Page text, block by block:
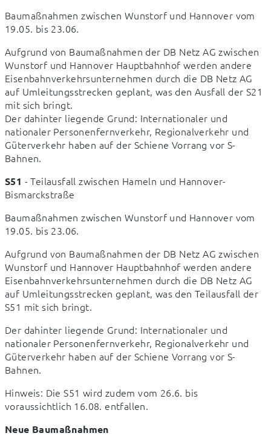
Baumaßnahmen zwischen Wunstorf und Hannover vom
19.05. bis 23.06.
Aufgrund von Baumaßnahmen der DB Netz AG zwischen
Wunstorf und Hannover Hauptbahnhof werden andere
Eisenbahnverkehrsunternehmen durch die DB Netz AG
auf Umleitungsstrecken geplant, was den Ausfall der S21
mit sich bringt.
Der dahinter liegende Grund: Internationaler und
nationaler Personenfernverkehr, Regionalverkehr und
Güterverkehr haben auf der Schiene Vorrang vor S-
Bahnen.
S51 - Teilausfall zwischen Hameln und Hannover-
Bismarckstraße
Baumaßnahmen zwischen Wunstorf und Hannover vom
19.05. bis 23.06.
Aufgrund von Baumaßnahmen der DB Netz AG zwischen
Wunstorf und Hannover Hauptbahnhof werden andere
Eisenbahnverkehrsunternehmen durch die DB Netz AG
auf Umleitungsstrecken geplant, was den Teilausfall der
S51 mit sich bringt.
Der dahinter liegende Grund: Internationaler und
nationaler Personenfernverkehr, Regionalverkehr und
Güterverkehr haben auf der Schiene Vorrang vor S-
Bahnen.
Hinweis: Die S51 wird zudem vom 26.6. bis
voraussichtlich 16.08. entfallen.
Neue Baumaßnahmen